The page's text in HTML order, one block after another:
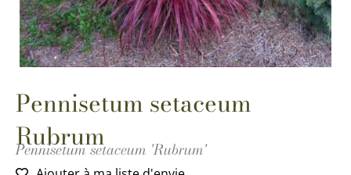
Pennisetum setaceum
Rubrum
Pennisetum setaceum 'Rubrum'